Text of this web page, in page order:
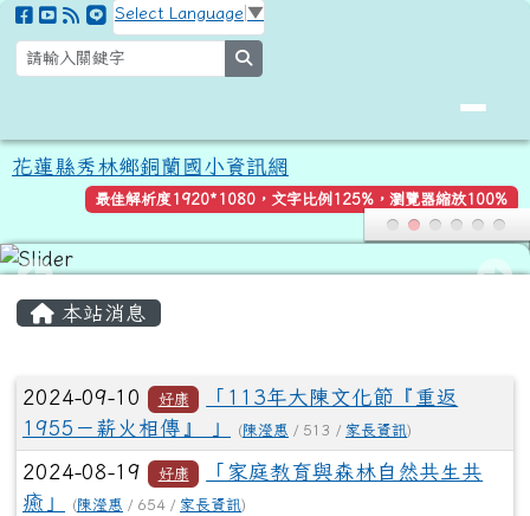
跳至主內容區
花蓮縣秀林鄉銅蘭國小資訊網
Select Language ▼
花蓮縣秀林鄉銅蘭國小資訊網
最佳解析度1920*1080，文字比例125%，瀏覽器縮放100%
本站消息
文章列表
2024-09-10 好康
「113年大陳文化節『重返
1955－薪火相傳』 」
(陳瀅惠 / 513 / 家長資訊)
2024-08-19 好康
「家庭教育與森林自然共生共
癒」
(陳瀅惠 / 654 / 家長資訊)